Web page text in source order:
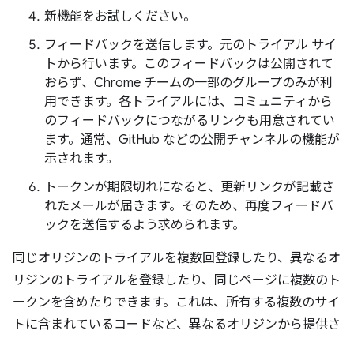
新機能をお試しください。
フィードバックを送信します。元のトライアル サイ
トから行います。このフィードバックは公開されて
おらず、Chrome チームの一部のグループのみが利
用できます。各トライアルには、コミュニティから
のフィードバックにつながるリンクも用意されてい
ます。通常、GitHub などの公開チャンネルの機能が
示されます。
トークンが期限切れになると、更新リンクが記載さ
れたメールが届きます。そのため、再度フィードバ
ックを送信するよう求められます。
同じオリジンのトライアルを複数回登録したり、異なるオ
リジンのトライアルを登録したり、同じページに複数のト
ークンを含めたりできます。これは、所有する複数のサイ
トに含まれているコードなど、異なるオリジンから提供さ